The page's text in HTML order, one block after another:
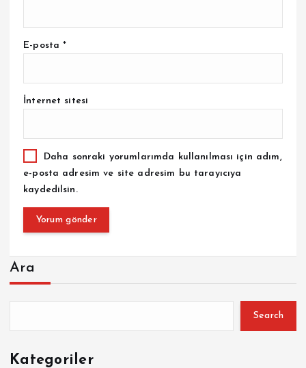
E-posta*
İnternet sitesi
Daha sonraki yorumlarımda kullanılması için adım,
e-posta adresim ve site adresim bu tarayıcıya
kaydedilsin.
Ara
Search
Kategoriler